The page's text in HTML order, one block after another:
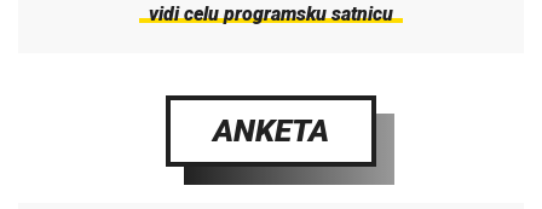
vidi celu programsku satnicu
ANKETA